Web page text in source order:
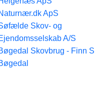
ApS
Skov- og
A/S
Skovbrug - Finn S